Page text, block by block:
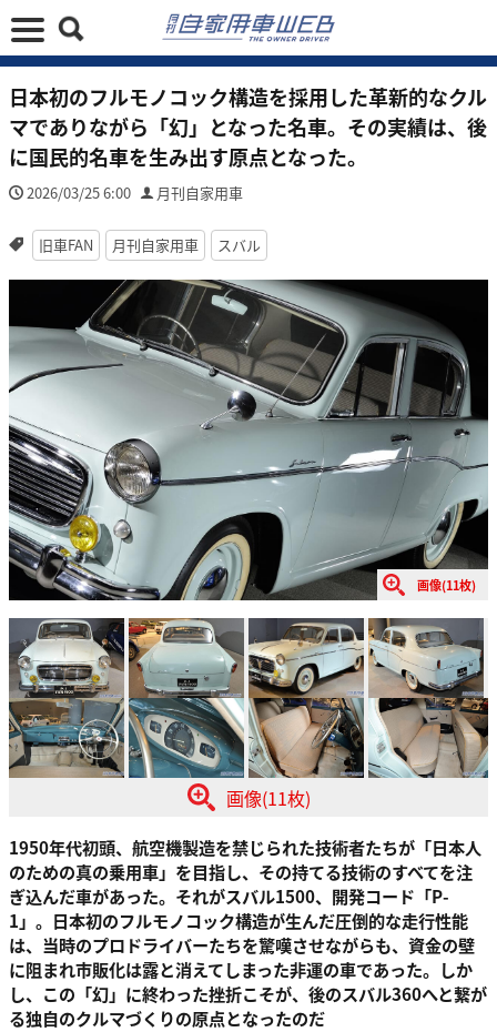
日本初のフルモノコック構造を採用した革新的なクル
マでありながら「幻」となった名車。その実績は、後
に国民的名車を生み出す原点となった。
2026/03/25 6:00 月刊自家用車
旧車FAN 月刊自家用車 スバル
画像(11枚)
画像(11枚)
1950年代初頭、航空機製造を禁じられた技術者たちが「日本人
のための真の乗用車」を目指し、その持てる技術のすべてを注
ぎ込んだ車があった。それがスバル1500、開発コード「P-
1」。日本初のフルモノコック構造が生んだ圧倒的な走行性能
は、当時のプロドライバーたちを驚嘆させながらも、資金の壁
に阻まれ市販化は露と消えてしまった非運の車であった。しか
し、この「幻」に終わった挫折こそが、後のスバル360へと繋が
る独自のクルマづくりの原点となったのだ